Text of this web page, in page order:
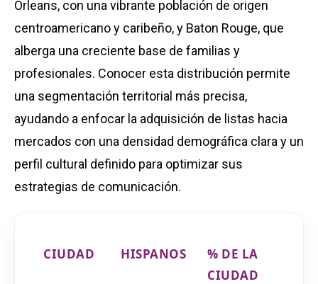
Orleans, con una vibrante población de origen
centroamericano y caribeño, y Baton Rouge, que
alberga una creciente base de familias y
profesionales. Conocer esta distribución permite
una segmentación territorial más precisa,
ayudando a enfocar la adquisición de listas hacia
mercados con una densidad demográfica clara y un
perfil cultural definido para optimizar sus
estrategias de comunicación.
CIUDAD HISPANOS
% DE LA
CIUDAD